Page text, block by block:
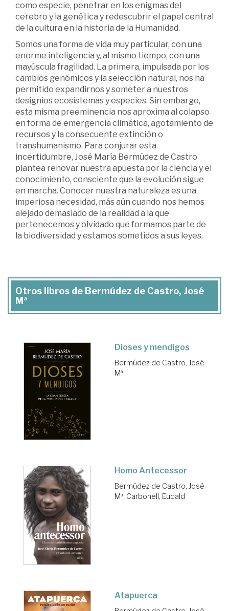
como especie, penetrar en los enigmas del
cerebro y la genética y redescubrir el papel central
de la cultura en la historia de la Humanidad.
Somos una forma de vida muy particular, con una
enorme inteligencia y, al mismo tiempo, con una
mayúscula fragilidad. La primera, impulsada por los
cambios genómicos y la selección natural, nos ha
permitido expandirnos y someter a nuestros
designios ecosistemas y especies. Sin embargo,
esta misma preeminencia nos aproxima al colapso
en forma de emergencia climática, agotamiento de
recursos y la consecuente extinción o
transhumanismo. Para conjurar esta
incertidumbre, José María Bermúdez de Castro
plantea renovar nuestra apuesta por la ciencia y el
conocimiento, consciente que la evolución sigue
en marcha. Conocer nuestra naturaleza es una
imperiosa necesidad, más aún cuando nos hemos
alejado demasiado de la realidad a la que
pertenecemos y olvidado que formamos parte de
la biodiversidad y estamos sometidos a sus leyes.
Otros libros de Bermúdez de Castro, José
Mª
Dioses y mendigos
Bermúdez de Castro, José
Mª
Homo Antecessor
Bermúdez de Castro, José
Mª; Carbonell, Eudald
Atapuerca